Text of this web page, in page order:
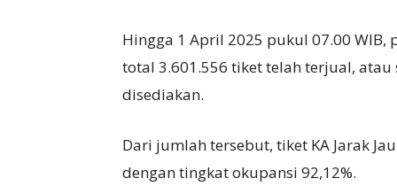
Hingga 1 April 2025 pukul 07.00
total 3.601.556 tiket telah terjual,
disediakan.
Dari jumlah tersebut, tiket KA Jarak
dengan tingkat okupansi 92,12%.